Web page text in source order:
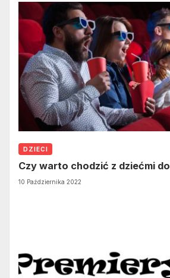
DZIECI
Czy warto chodzić z dziećmi
10 Października 2022